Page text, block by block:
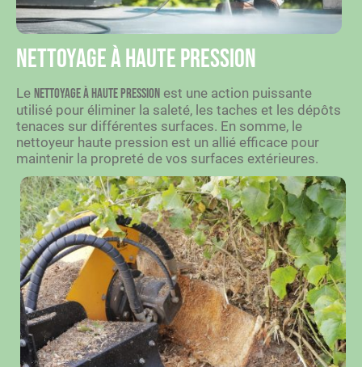
Nettoyage à haute pression
Le nettoyage à haute pression est une action puissante
utilisé pour éliminer la saleté, les taches et les dépôts
tenaces sur différentes surfaces. En somme, le
nettoyeur haute pression est un allié efficace pour
maintenir la propreté de vos surfaces extérieures.